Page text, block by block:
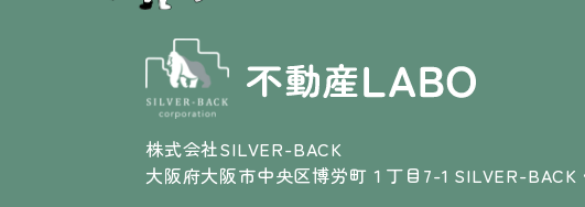
株式会社SILVER-BACK
大阪府大阪市中央区博労町１丁目7-1 SILVER-BACK